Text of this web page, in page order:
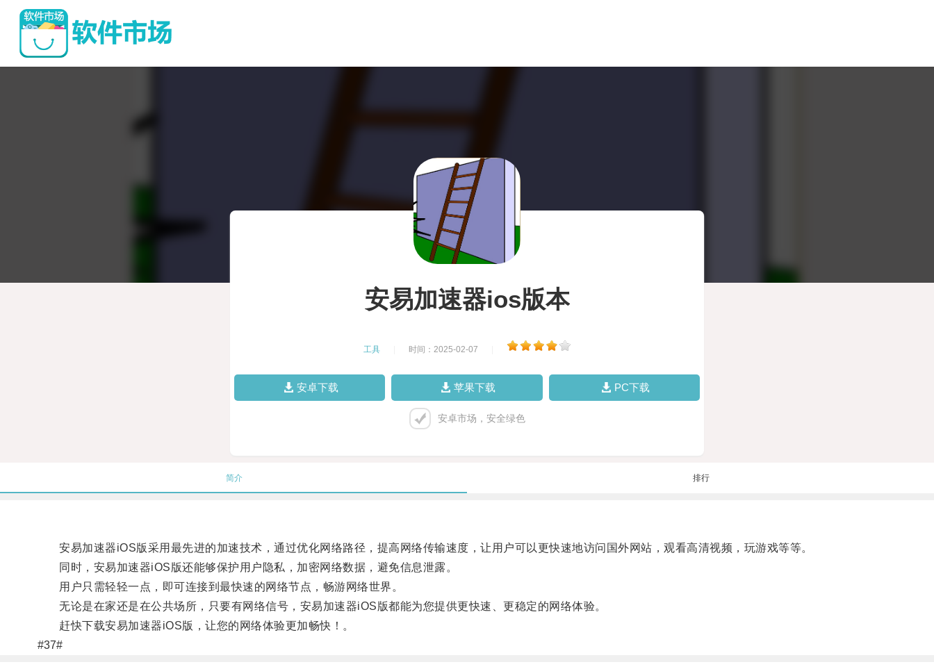
安易加速器ios版本
工具 时间：2025-02-07
安卓下载 苹果下载 PC下载
安卓市场，安全绿色
简介 排行
安易加速器iOS版采用最先进的加速技术，通过优化网络路径，提高网络传输速度，让用户可以更快速地访问国外网站，观看高清视频，玩游戏等等。
同时，安易加速器iOS版还能够保护用户隐私，加密网络数据，避免信息泄露。
用户只需轻轻一点，即可连接到最快速的网络节点，畅游网络世界。
无论是在家还是在公共场所，只要有网络信号，安易加速器iOS版都能为您提供更快速、更稳定的网络体验。
赶快下载安易加速器iOS版，让您的网络体验更加畅快！。
#37#